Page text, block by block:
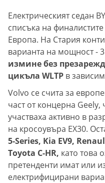
Електрическият седан
списъка на
Европа. На Стария
варианта на мощност -
измине без
цикъла WLTP в
Volvo се счита за
част от концерна Geely,
участваха активно в
на кросоувъра EX30.
5-Series, Kia EV9,
Toyota C-HR, като това
претенденти имат или
електрифицирани